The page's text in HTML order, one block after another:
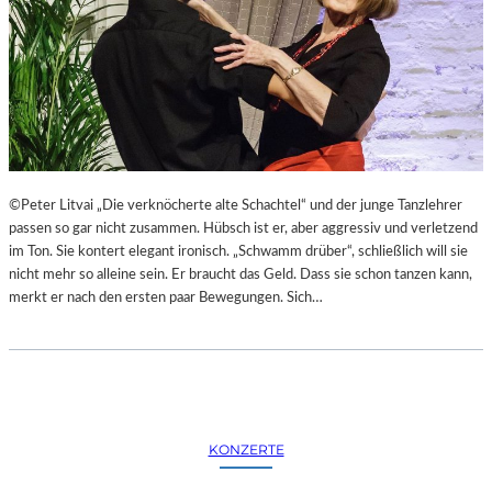
T
L
E
R
I
N
E
N
I
N
D
E
©Peter Litvai „Die verknöcherte alte Schachtel“ und der junge Tanzlehrer
passen so gar nicht zusammen. Hübsch ist er, aber aggressiv und verletzend
im Ton. Sie kontert elegant ironisch. „Schwamm drüber“, schließlich will sie
nicht mehr so alleine sein. Er braucht das Geld. Dass sie schon tanzen kann,
merkt er nach den ersten paar Bewegungen. Sich…
KONZERTE